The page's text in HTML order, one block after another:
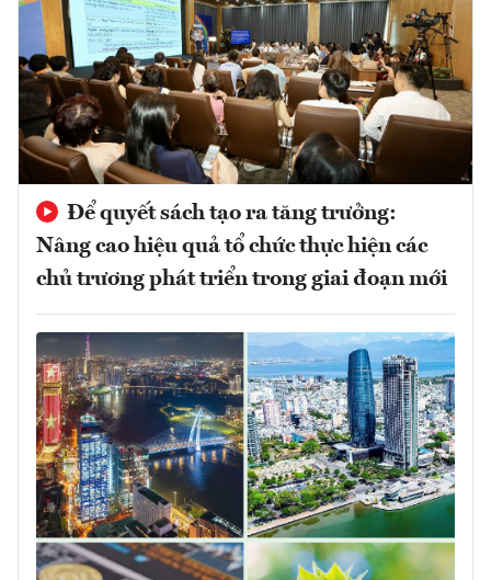
Để quyết sách tạo ra tăng trưởng:
Nâng cao hiệu quả tổ chức thực hiện các
chủ trương phát triển trong giai đoạn mới